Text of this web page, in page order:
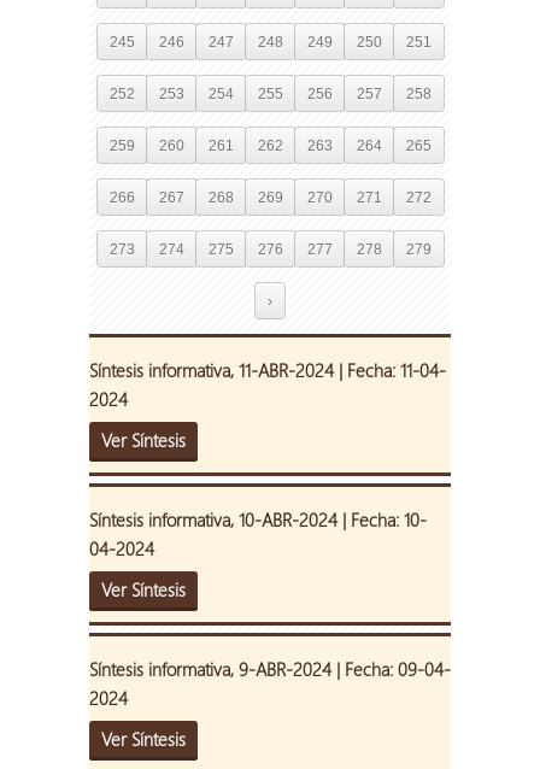
245 246 247 248 249 250 251
252 253 254 255 256 257 258
259 260 261 262 263 264 265
266 267 268 269 270 271 272
273 274 275 276 277 278 279
›
Síntesis informativa, 11-ABR-2024 | Fecha: 11-04-
2024
Ver Síntesis
Síntesis informativa, 10-ABR-2024 | Fecha: 10-
04-2024
Ver Síntesis
Síntesis informativa, 9-ABR-2024 | Fecha: 09-04-
2024
Ver Síntesis